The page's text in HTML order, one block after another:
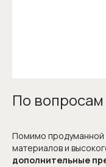
По вопросам
Помимо продуманной
материалов и
дополнительные